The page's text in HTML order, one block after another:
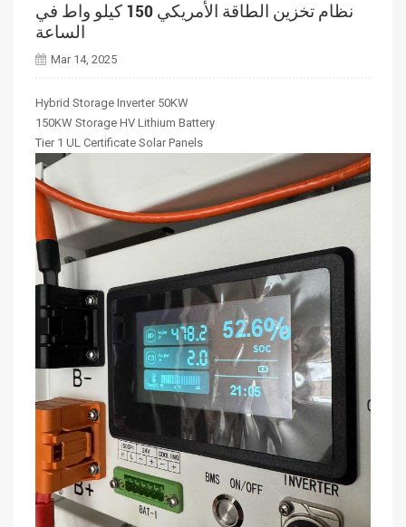
نظام تخزين الطاقة الأمريكي 150 كيلو واط في
الساعة
Mar 14, 2025
Hybrid Storage Inverter 50KW
150KW Storage HV Lithium Battery
Tier 1 UL Certificate Solar Panels